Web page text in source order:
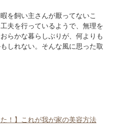
を飼い主さんが厭ってないこ
夫を行っているようで、無理を
らかな暮らしぶりが、何よりも
しれない。そんな風に思った取
！】これが我が家の美容方法